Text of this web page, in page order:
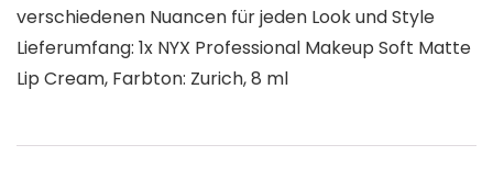
verschiedenen Nuancen für jeden Look und Style
Lieferumfang: 1x NYX Professional Makeup Soft Matte
Lip Cream, Farbton: Zurich, 8 ml